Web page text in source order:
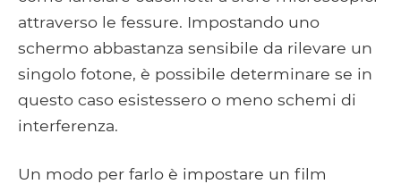
attraverso le fessure. Impostando uno
schermo abbastanza sensibile da rilevare un
singolo fotone, è possibile determinare se in
questo caso esistessero o meno schemi di
interferenza.
Un modo per farlo è impostare un film